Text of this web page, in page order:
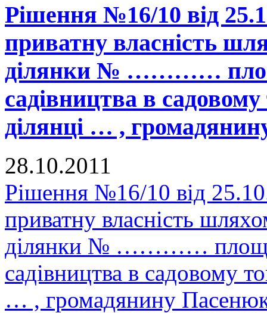
Рішення №16/10 від
приватну власність
ділянки № …………
садівництва в
ділянці … ,
28.10.2011
Рішення №16/10 від
приватну власність
ділянки № …………
садівництва в садовому
… , громадянину